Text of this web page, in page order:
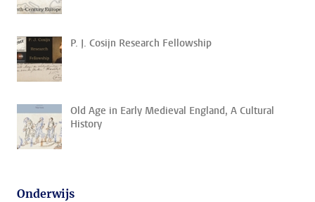
P. J. Cosijn Research Fellowship
Old Age in Early Medieval England, A Cultural
History
Onderwijs